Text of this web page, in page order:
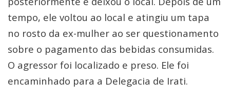
tempo, ele voltou ao local e atingiu um tapa
no rosto da ex-mulher ao ser questionamento
sobre o pagamento das bebidas consumidas.
O agressor foi localizado e preso. Ele foi
encaminhado para a Delegacia de Irati.